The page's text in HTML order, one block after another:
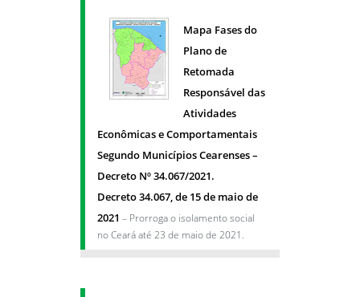
Mapa Fases do
Plano de
Retomada
Responsável das
Atividades
Econômicas e Comportamentais
Segundo Municípios Cearenses –
Decreto Nº 34.067/2021.
Decreto 34.067, de 15 de maio de
2021 – Prorroga o isolamento social
no Ceará até 23 de maio de 2021.